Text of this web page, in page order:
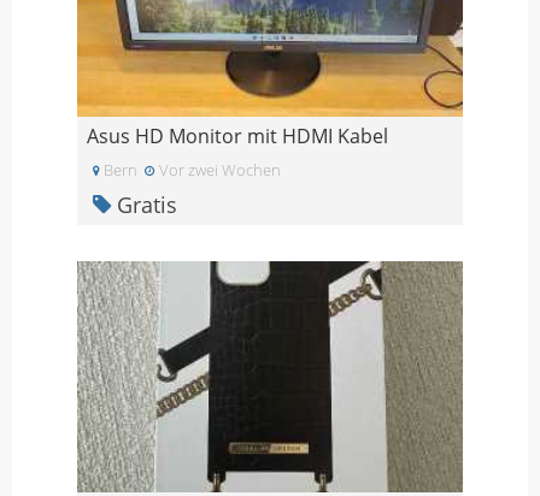
Asus HD Monitor mit HDMI Kabel
Bern Vor zwei Wochen
Gratis